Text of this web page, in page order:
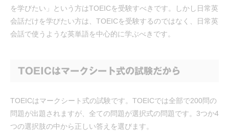
を学びたい」という方はTOEICを受験すべきです。しかし日常英
会話だけを学びたい方は、TOEICを受験するのではなく、日常英
会話で使うような英単語を中心的に学ぶべきです。
TOEICはマークシート式の試験だから
TOEICはマークシート式の試験です。TOEICでは全部で200問の
問題が出題されますが、全ての問題が選択式の問題です。3つか4
つの選択肢の中から正しい答えを選びます。